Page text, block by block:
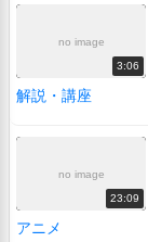
no image
3:06
解説・講座
no image
23:09
アニメ